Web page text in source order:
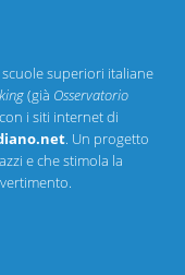
superiori italiane
(già Osservatorio
i siti internet di
. Un progetto
e che stimola la